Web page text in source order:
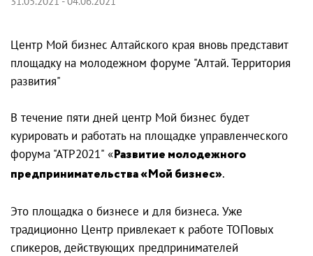
Центр Мой бизнес Алтайского края вновь представит
площадку на молодежном форуме "Алтай. Территория
развития"
В течение пяти дней центр Мой бизнес будет
курировать и работать на площадке управленческого
форума "АТР2021" «Развитие молодежного
предпринимательства «Мой бизнес».
Это площадка о бизнесе и для бизнеса. Уже
традиционно Центр привлекает к работе ТОПовых
спикеров, действующих предпринимателей